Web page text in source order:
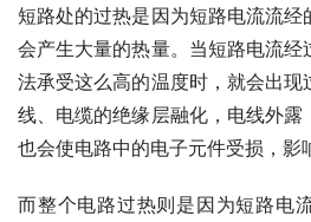
短路处的过热是因为短路电流流经
会产生大量的热量。当短路电流
法承受这么高的温度时，就会出
线、电缆的绝缘层融化，电线外
也会使电路中的电子元件受损，影
而整个电路过热则是因为短路电